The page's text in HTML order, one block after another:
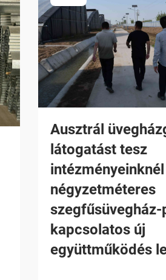
Ausztrál
látogatást tesz
négyzetméteres
szegfűsüvegház-
kapcsolatos új
együttműködés